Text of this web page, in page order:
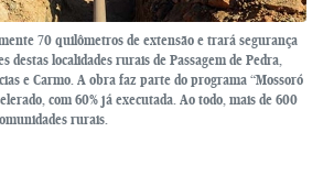
70 quilômetros de extensão e trará segurança
localidades rurais de Passagem de Pedra,
e Carmo. A obra faz parte do programa “Mossoró
com 60% já executada. Ao todo, mais de 600
rurais.